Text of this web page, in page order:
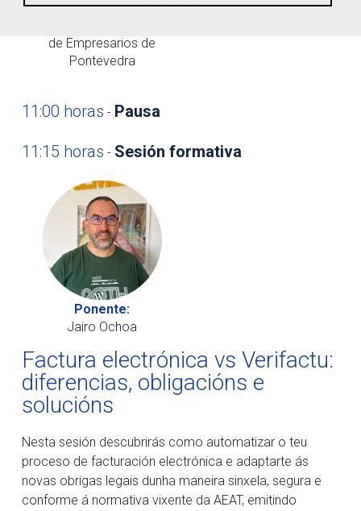
Jorge Cebreiros
de Empresarios de
Pontevedra
11:00 horas - Pausa
11:15 horas - Sesión formativa
Ponente:
Jairo Ochoa
Factura electrónica vs Verifactu:
diferencias, obligacións e
solucións
Nesta sesión descubrirás como automatizar o teu
proceso de facturación electrónica e adaptarte ás
novas obrigas legais dunha maneira sinxela, segura e
conforme á normativa vixente da AEAT, emitindo